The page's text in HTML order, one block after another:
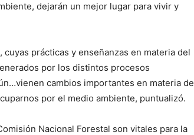
dejarán un mejor lugar para vivir y
prácticas y enseñanzas en materia del
por los distintos procesos
cambios importantes en materia de
por el medio ambiente, puntualizó.
Nacional Forestal son vitales para la